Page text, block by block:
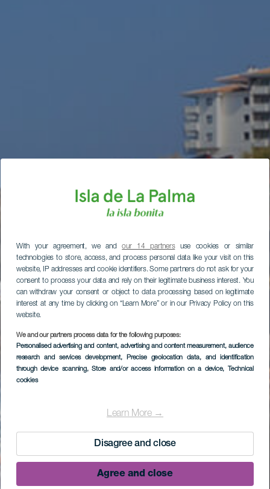
With your agreement, we andour 14 partnersuse cookies or similar
technologies to store, access, and process personal data like your visit on this
website, IP addresses and cookie identifiers. Some partners do not ask for your
consent to process your data and rely on their legitimate business interest. You
can withdraw your consent or object to data processing based on legitimate
interest at any time by clicking on “Learn More” or in our Privacy Policy on this
website.
We and our partners process data for the following purposes:
Personalised advertising and content, advertising and content measurement, audience
research and services development, Precise geolocation data, and identification
through device scanning, Store and/or access information on a device, Technical
cookies
Learn More →
Disagree and close
Agree and close